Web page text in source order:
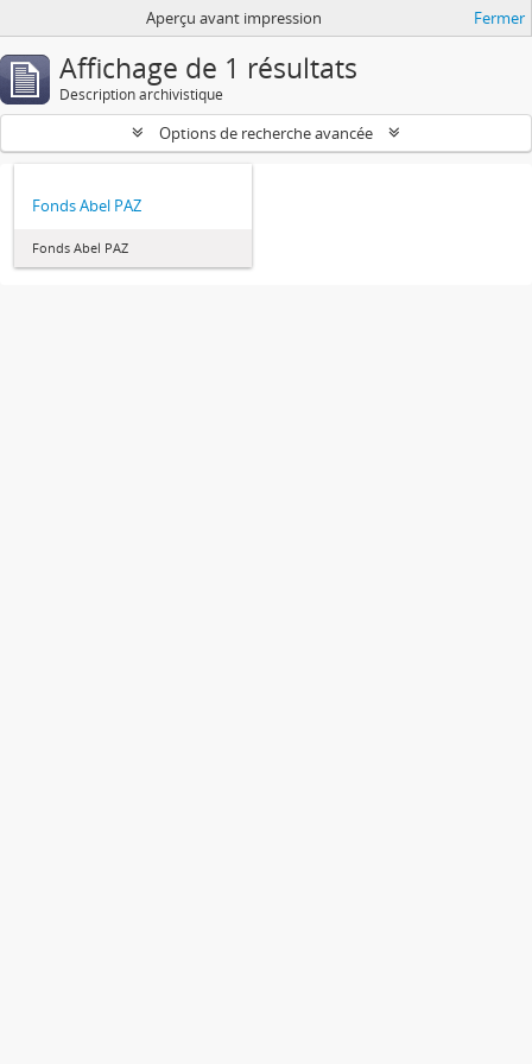
Aperçu avant impression Fermer
Affichage de 1 résultats
Description archivistique
Options de recherche avancée
Fonds Abel PAZ
Fonds Abel PAZ